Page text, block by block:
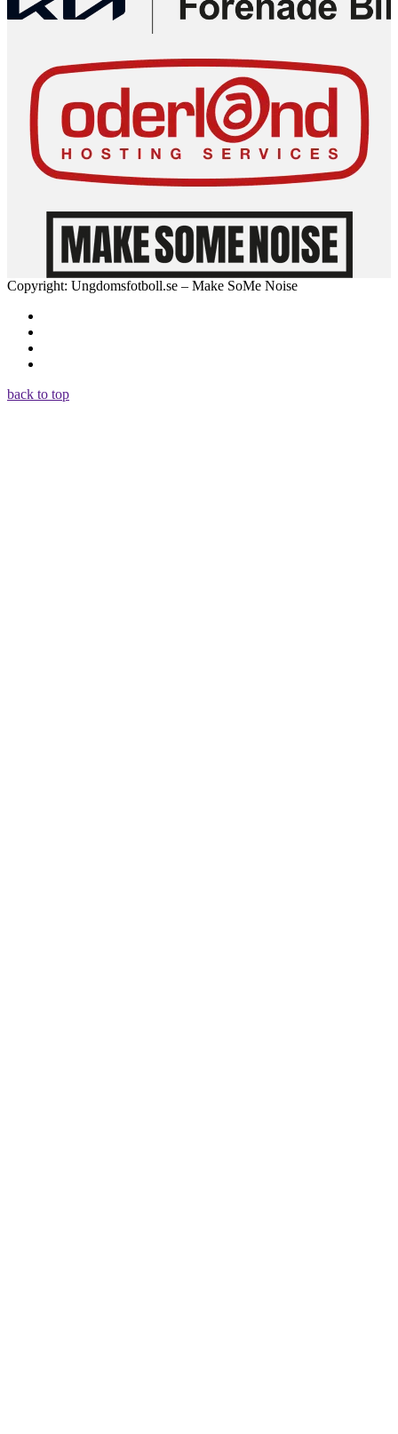
Copyright: Ungdomsfotboll.se – Make SoMe Noise
back to top